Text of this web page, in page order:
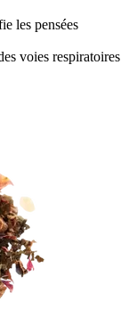
les pensées
voies respiratoires